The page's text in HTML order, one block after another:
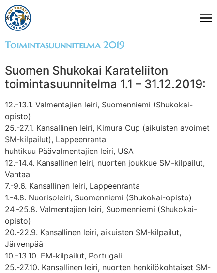
Toimintasuunnitelma 2019
Suomen Shukokai Karateliiton
toimintasuunnitelma 1.1 – 31.12.2019:
12.-13.1. Valmentajien leiri, Suomenniemi (Shukokai-
opisto)
25.-27.1. Kansallinen leiri, Kimura Cup (aikuisten avoimet
SM-kilpailut), Lappeenranta
huhtikuu Päävalmentajien leiri, USA
12.-14.4. Kansallinen leiri, nuorten joukkue SM-kilpailut,
Vantaa
7.-9.6. Kansallinen leiri, Lappeenranta
1.-4.8. Nuorisoleiri, Suomenniemi (Shukokai-opisto)
24.-25.8. Valmentajien leiri, Suomenniemi (Shukokai-
opisto)
20.-22.9. Kansallinen leiri, aikuisten SM-kilpailut,
Järvenpää
10.-13.10. EM-kilpailut, Portugali
25.-27.10. Kansallinen leiri, nuorten henkilökohtaiset SM-